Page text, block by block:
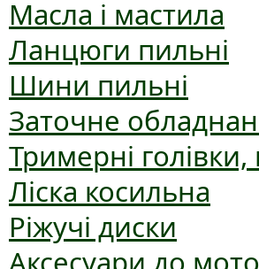
Масла і мастила
Ланцюги пильні
Шини пильні
Заточне
Тримерні голівки,
Ліска косильна
Ріжучі диски